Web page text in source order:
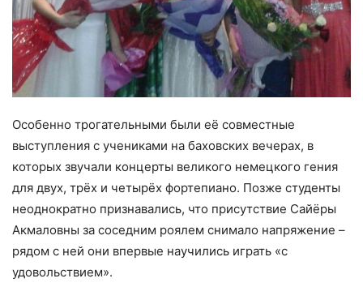
Особенно трогательными были её совместные
выступления с учениками на баховских вечерах, в
которых звучали концерты великого немецкого гения
для двух, трёх и четырёх фортепиано. Позже студенты
неоднократно признавались, что присутствие Сайёры
Акмаловны за соседним роялем снимало напряжение –
рядом с ней они впервые научились играть «с
удовольствием».